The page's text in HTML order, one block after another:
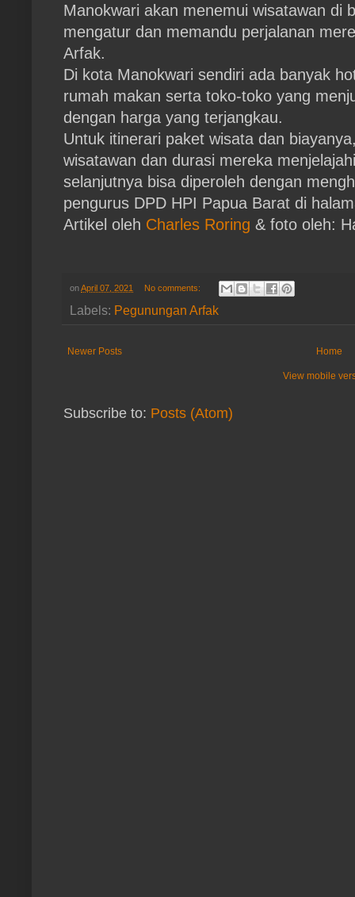
Manokwari akan menemui wisatawan di
mengatur dan memandu perjalanan
Arfak.
Di kota Manokwari sendiri ada banyak
rumah makan serta toko-toko yang
dengan harga yang terjangkau.
Untuk itinerari paket wisata dan
wisatawan dan durasi mereka
selanjutnya bisa diperoleh dengan
pengurus DPD HPI Papua Barat di
Artikel oleh Charles Roring & foto oleh:
onApril 07, 2021 No comments:
Labels: Pegunungan Arfak
Newer Posts Home
View mobile
Subscribe to: Posts (Atom)